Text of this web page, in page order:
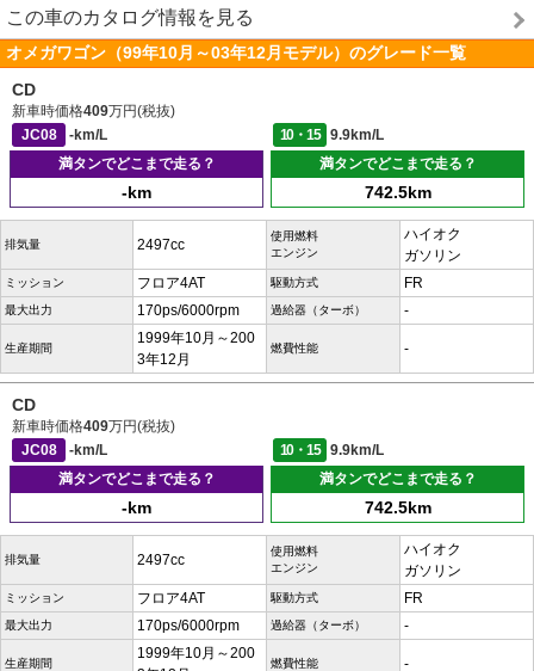
この車のカタログ情報を見る
オメガワゴン（99年10月～03年12月モデル）のグレード一覧
CD
新車時価格409万円(税抜)
JC08
-km/L 10・15
9.9km/L
満タンでどこまで走る？
-km
満タンでどこまで走る？
742.5km
排気量 2497cc
使用燃料
エンジン
ハイオク
ガソリン
ミッション フロア4AT 駆動方式 FR
最大出力 170ps/6000rpm 過給器（ターボ） -
生産期間
1999年10月～200
3年12月
燃費性能 -
CD
新車時価格409万円(税抜)
JC08
-km/L 10・15
9.9km/L
満タンでどこまで走る？
-km
満タンでどこまで走る？
742.5km
排気量 2497cc
使用燃料
エンジン
ハイオク
ガソリン
ミッション フロア4AT 駆動方式 FR
最大出力 170ps/6000rpm 過給器（ターボ） -
生産期間
1999年10月～200
燃費性能 -